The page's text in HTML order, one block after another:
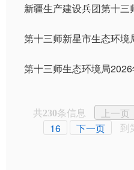
新疆生产建设兵团第十三师新星市生态环境准入清单​
第十三师新星市生态环境局关于2026年7月3日拟做出的建设项目环境影响评价
第十三师生态环境局2026年6月“双随机、一公开”
共230条信息 上一页
16
下一页 到